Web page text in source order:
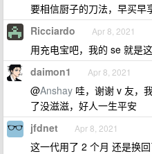
要相信厨子的刀法，早买早
Ricciardo Apr 8, 2021
用充电宝吧，我的 se 就是
daimon1 Apr 8, 2021
@Anshay 哇，谢谢 v 友，
了没滋滋，好人一生平安
jfdnet Apr 8, 2021
这一代用了 2 个月 还是换回